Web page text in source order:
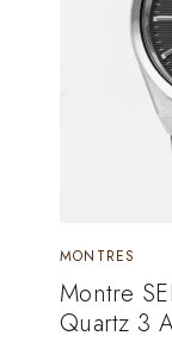
MONTRES
Montre
Quartz 3